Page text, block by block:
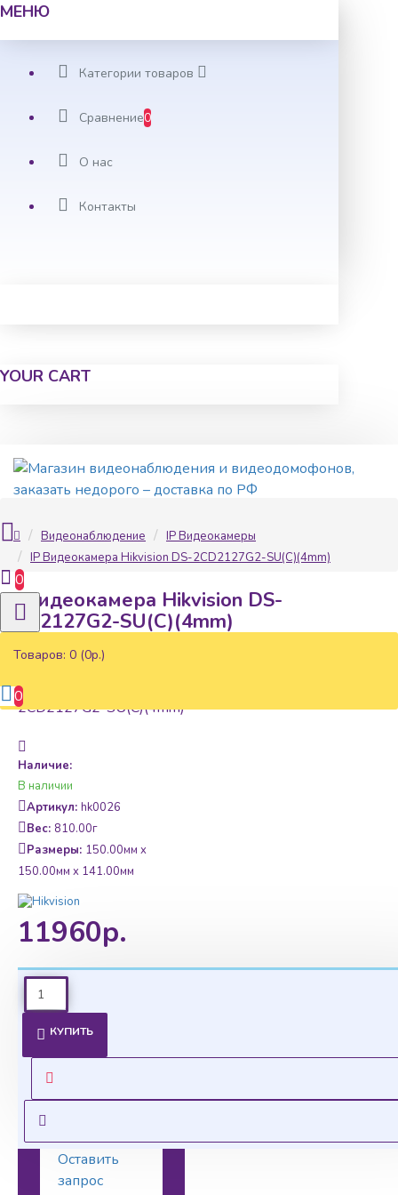
МЕНЮ
Категории товаров
Сравнение0
О нас
Контакты
YOUR CART
0
Товаров: 0 (0р.)
0
Видеонаблюдение
IP Видеокамеры
IP Видеокамера Hikvision DS-2CD2127G2-SU(C)(4mm)
IP Видеокамера Hikvision DS-
2CD2127G2-SU(C)(4mm)
11960р.
Наличие:
В наличии
Артикул: hk0026
Вес: 810.00г
Размеры: 150.00мм x
150.00мм x 141.00мм
КУПИТЬ
Ценовая
политика
Уточнить цены на
опт можно у
менеджера
Оставить
запрос